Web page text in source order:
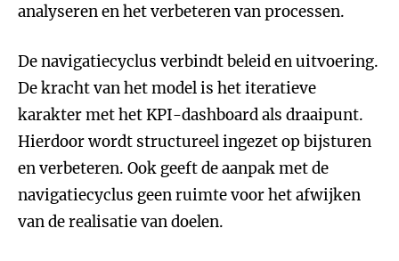
analyseren en het verbeteren van processen.
De navigatiecyclus verbindt beleid en uitvoering.
De kracht van het model is het iteratieve
karakter met het KPI-dashboard als draaipunt.
Hierdoor wordt structureel ingezet op bijsturen
en verbeteren. Ook geeft de aanpak met de
navigatiecyclus geen ruimte voor het afwijken
van de realisatie van doelen.